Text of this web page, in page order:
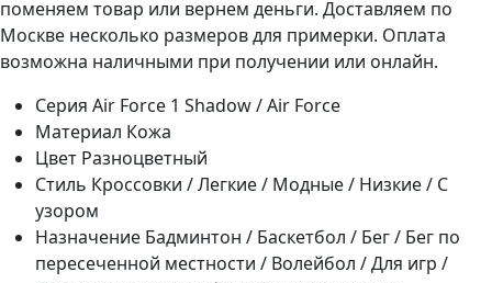
поменяем товар или вернем деньги. Доставляем по
Москве несколько размеров для примерки. Оплата
возможна наличными при получении или онлайн.
Серия Air Force 1 Shadow / Air Force
Материал Кожа
Цвет Разноцветный
Стиль Кроссовки / Легкие / Модные / Низкие / С
узором
Назначение Бадминтон / Баскетбол / Бег / Бег по
пересеченной местности / Волейбол / Для игр /